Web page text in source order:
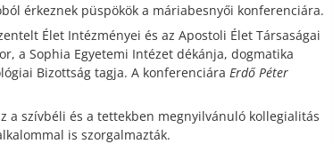
érkeznek püspökök a máriabesnyői konferenciára.
Élet Intézményei és az Apostoli Élet Társaságai
a Sophia Egyetemi Intézet dékánja, dogmatika
Bizottság tagja. A konferenciára Erdő Péter
a szívbéli és a tettekben megnyilvánuló kollegialitás
is szorgalmazták.